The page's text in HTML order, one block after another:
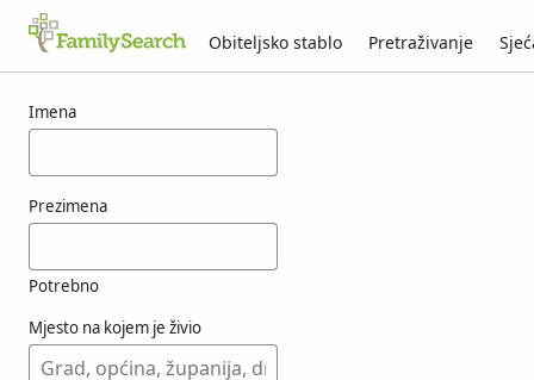
Obiteljsko stablo Pretraživanje
Imena
Prezimena
Potrebno
Mjesto na kojem je živio